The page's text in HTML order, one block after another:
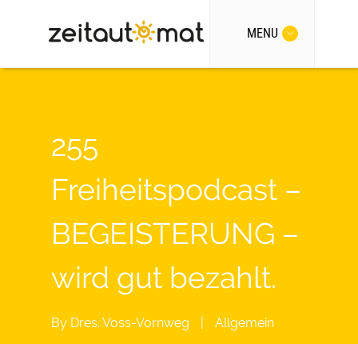
MENU
255
Freiheitspodcast –
BEGEISTERUNG –
wird gut bezahlt.
By Dres. Voss-Vornweg Allgemein